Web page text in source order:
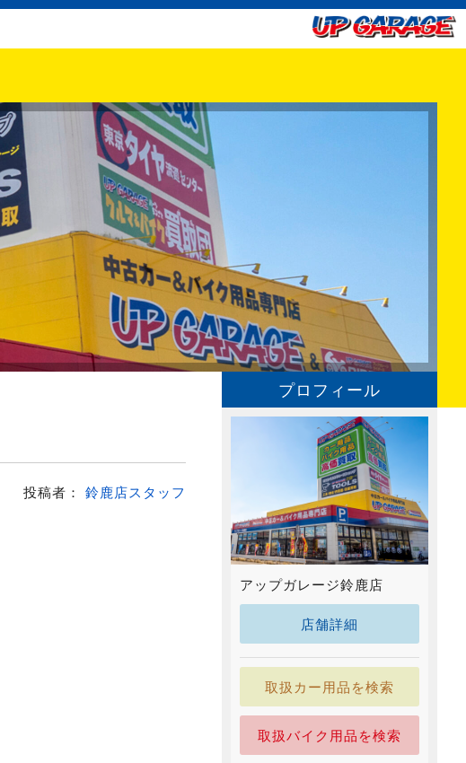
投稿者： 鈴鹿店スタッフ
プロフィール
アップガレージ鈴鹿店
店舗詳細
取扱カー用品を検索
取扱バイク用品を検索